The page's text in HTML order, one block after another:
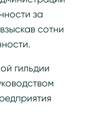
за
сотни
гильдии